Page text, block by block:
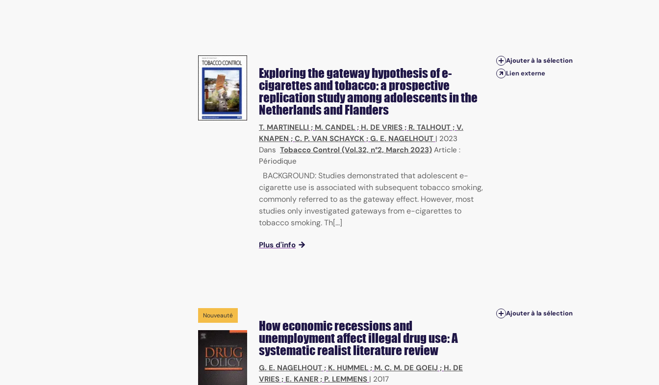
Exploring the gateway hypothesis of e-
cigarettes and tobacco: a prospective
replication study among adolescents in the
Netherlands and Flanders
T. MARTINELLI ; M. CANDEL ; H. DE VRIES ; R. TALHOUT ; V.
KNAPEN ; C. P. VAN SCHAYCK ; G. E. NAGELHOUT | 2023
Dans Tobacco Control (Vol.32, n°2, March 2023) Article :
Périodique
BACKGROUND: Studies demonstrated that adolescent e-
cigarette use is associated with subsequent tobacco smoking,
commonly referred to as the gateway effect. However, most
studies only investigated gateways from e-cigarettes to
tobacco smoking. Th[...]
Plus d'info
Ajouter à la sélection
Lien externe
Nouveauté
How economic recessions and
unemployment affect illegal drug use: A
systematic realist literature review
G. E. NAGELHOUT ; K. HUMMEL ; M. C. M. DE GOEIJ ; H. DE
VRIES ; E. KANER ; P. LEMMENS | 2017
Ajouter à la sélection